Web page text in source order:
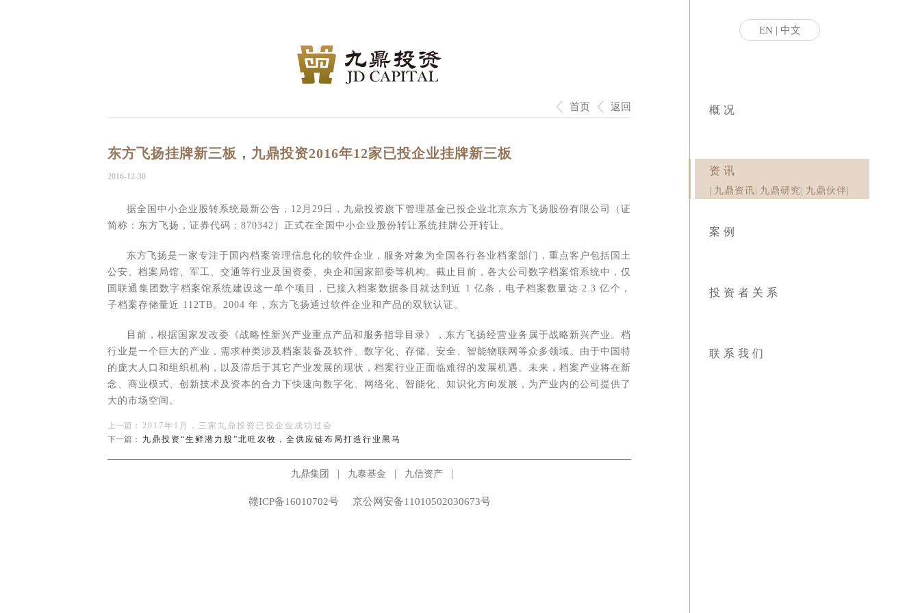
返回
首页
东方飞扬挂牌新三板，九鼎投资2016年12家已投企业挂牌新三板
2016-12-30
据全国中小企业股转系统最新公告，12月29日，九鼎投资旗下管理基金已投企业北京东方飞扬股份有限公司（证券
简称：东方飞扬，证券代码：870342）正式在全国中小企业股份转让系统挂牌公开转让。
东方飞扬是一家专注于国内档案管理信息化的软件企业，服务对象为全国各行各业档案部门，重点客户包括国土、
公安、档案局馆、军工、交通等行业及国资委、央企和国家部委等机构。截止目前，各大公司数字档案馆系统中，仅中
国联通集团数字档案馆系统建设这一单个项目，已接入档案数据条目就达到近 1 亿条，电子档案数量达 2.3 亿个，电
子档案存储量近 112TB。2004 年，东方飞扬通过软件企业和产品的双软认证。
目前，根据国家发改委《战略性新兴产业重点产品和服务指导目录》，东方飞扬经营业务属于战略新兴产业。档案
行业是一个巨大的产业，需求种类涉及档案装备及软件、数字化、存储、安全、智能物联网等众多领域。由于中国特定
的庞大人口和组织机构，以及滞后于其它产业发展的现状，档案行业正面临难得的发展机遇。未来，档案产业将在新理
念、商业模式、创新技术及资本的合力下快速向数字化、网络化、智能化、知识化方向发展，为产业内的公司提供了巨
大的市场空间。
九鼎投资旗下所管理基金于2011年入股东方飞扬，占其公开发行前19.31%股份。
2016年初至今，九鼎投资已有东方飞扬（870342）、杭州庞森（835577）、奔朗新材( 836807）、双英股份
（837677）、高思教育（870155）、远洋铝业（836902）、凯天环保（835815）、金象化工（834994）、江通动画
（839475）、铂澜商业（835392）、青莲食品（835876）、楚星纺织（870001）共12家已投企业成功挂牌新三板。
上一篇： 2017年1月，三家九鼎投资已投企业成功过会
下一篇： 九鼎投资“生鲜潜力股”北旺农牧，全供应链布局打造行业黑马
九鼎集团 | 九泰基金 | 九信资产 |
赣ICP备16010702号 京公网安备11010502030673号
EN| 中文
概况
资讯
九鼎资讯 九鼎研究 九鼎伙伴
案例
投资者关系
联系我们